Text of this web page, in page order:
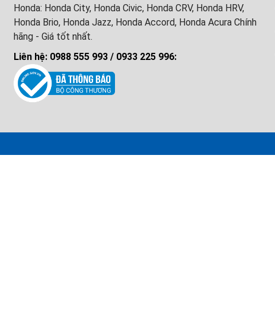
Honda: Honda City, Honda Civic, Honda CRV, Honda HRV,
Honda Brio, Honda Jazz, Honda Accord, Honda Acura Chính
hãng - Giá tốt nhất.
Liên hệ: 0988 555 993 / 0933 225 996: